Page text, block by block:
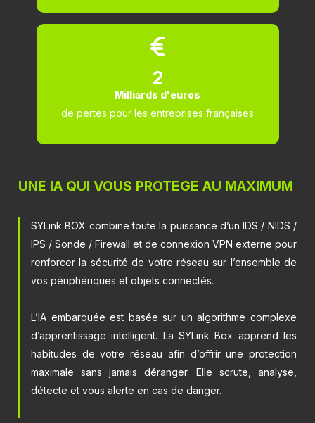
2
Milliards d'euros
de pertes pour les entreprises françaises
UNE IA QUI VOUS PROTEGE AU MAXIMUM
SYLink BOX combine toute la puissance d’un IDS / NIDS /
IPS / Sonde / Firewall et de connexion VPN externe pour
renforcer la sécurité de votre réseau sur l’ensemble de
vos périphériques et objets connectés.
L’IA embarquée est basée sur un algorithme complexe
d’apprentissage intelligent. La SYLink Box apprend les
habitudes de votre réseau afin d’offrir une protection
maximale sans jamais déranger. Elle scrute, analyse,
détecte et vous alerte en cas de danger.